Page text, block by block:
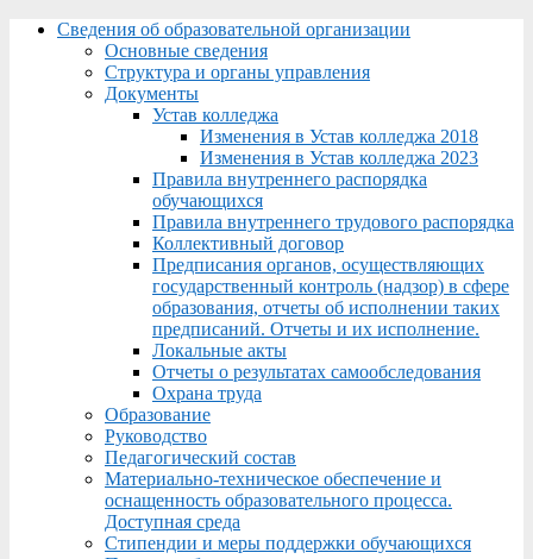
Menu
Сведения об образовательной организации
Основные сведения
Структура и органы управления
Документы
Устав колледжа
Изменения в Устав колледжа 2018
Изменения в Устав колледжа 2023
Правила внутреннего распорядка
обучающихся
Правила внутреннего трудового распорядка
Коллективный договор
Предписания органов, осуществляющих
государственный контроль (надзор) в сфере
образования, отчеты об исполнении таких
предписаний. Отчеты и их исполнение.
Локальные акты
Отчеты о результатах самообследования
Охрана труда
Образование
Руководство
Педагогический состав
Материально-техническое обеспечение и
оснащенность образовательного процесса.
Доступная среда
Стипендии и меры поддержки обучающихся